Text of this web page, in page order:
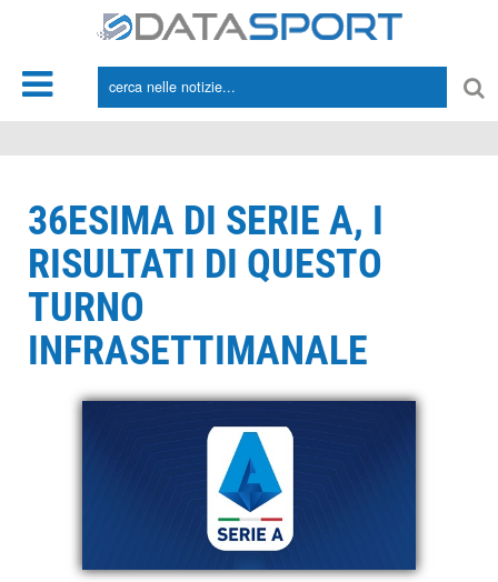
36ESIMA DI SERIE A, I
RISULTATI DI QUESTO
TURNO
INFRASETTIMANALE